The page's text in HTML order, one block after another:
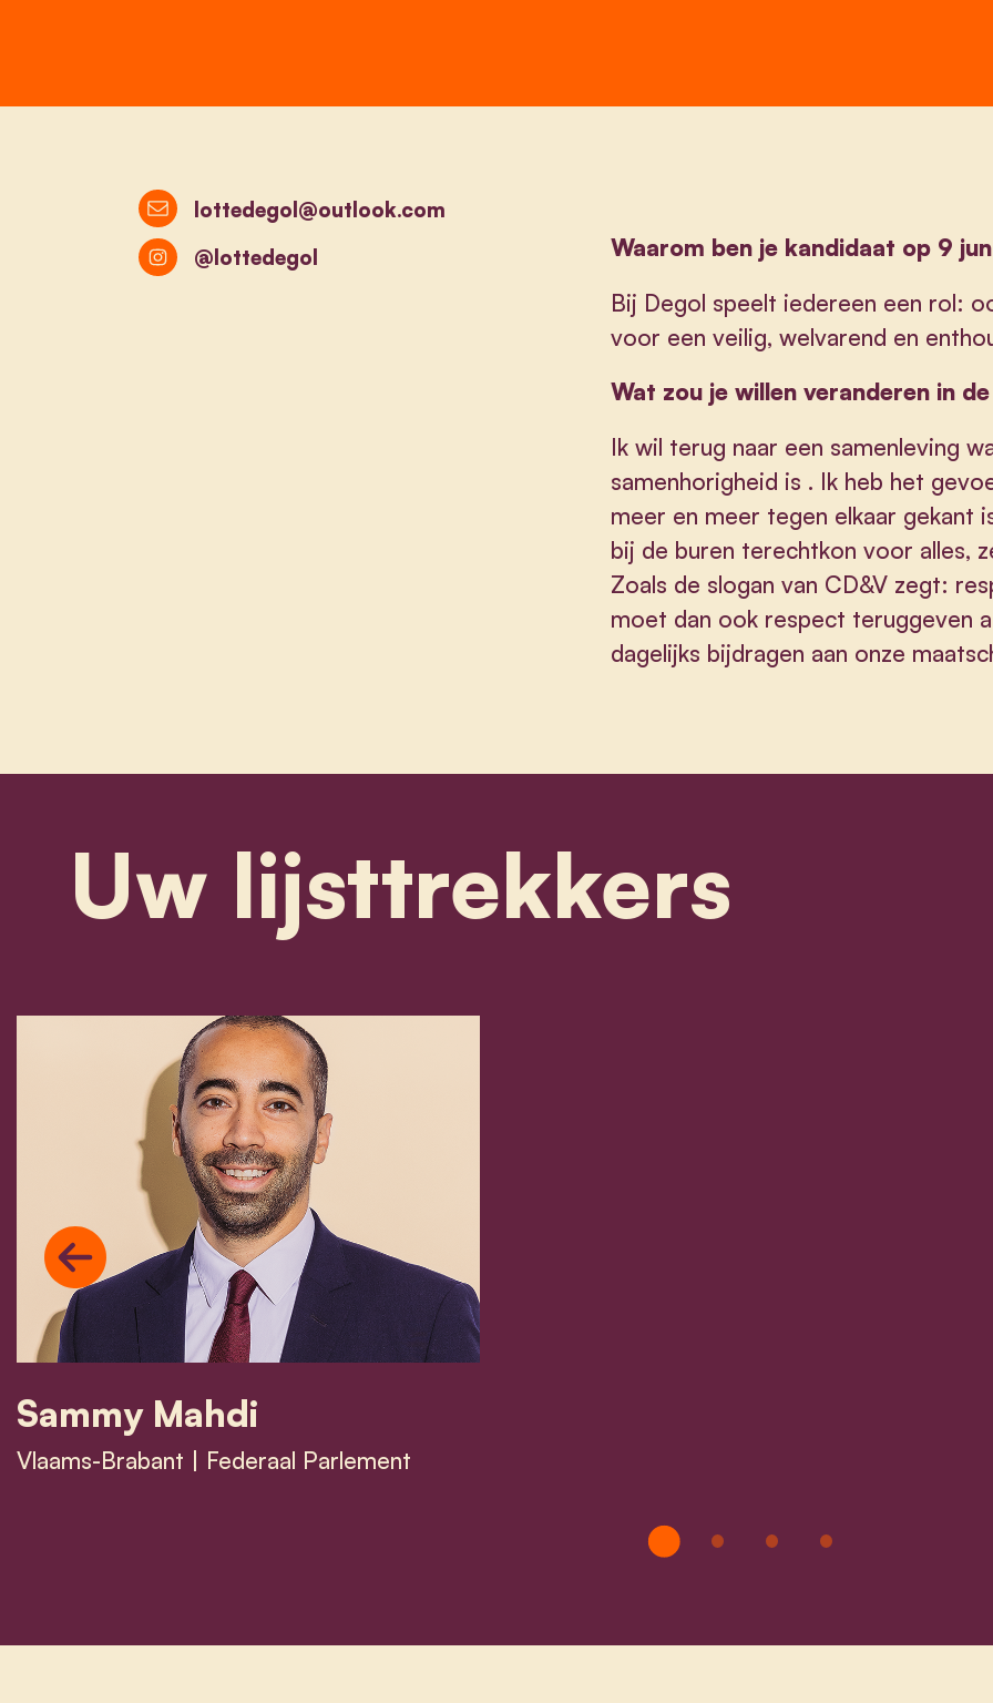
Waarom ben je kandidaat op 9
Bij Degol speelt iedereen een rol:
voor een veilig, welvarend en
Wat zou je willen veranderen in
Ik wil terug naar een samenleving
samenhorigheid is . Ik heb het
meer en meer tegen elkaar gekant
bij de buren terechtkon voor alles,
Zoals de slogan van CD&V zegt:
moet dan ook respect teruggeven
dagelijks bijdragen aan onze
lottedegol@outlook.com
@lottedegol
Uw lijsttrekkers
Sammy Mahdi
Vlaams-Brabant | Federaal Parlement
Previous